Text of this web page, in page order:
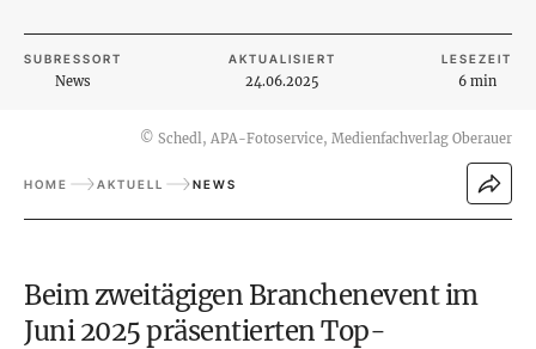
SUBRESSORT
News
AKTUALISIERT
24.06.2025
LESEZEIT
6 min
© Schedl, APA-Fotoservice, Medienfachverlag Oberauer
HOME AKTUELL NEWS
Beim zweitägigen Branchenevent im
Juni 2025 präsentierten Top-